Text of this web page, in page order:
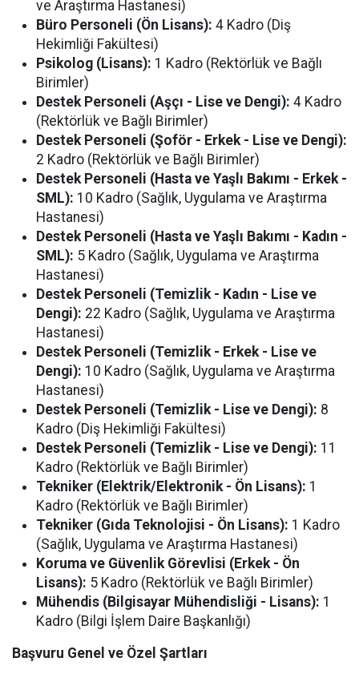
ve Araştırma Hastanesi)
Büro Personeli (Ön Lisans): 4 Kadro (Diş
Hekimliği Fakültesi)
Psikolog (Lisans): 1 Kadro (Rektörlük ve Bağlı
Birimler)
Destek Personeli (Aşçı - Lise ve Dengi): 4 Kadro
(Rektörlük ve Bağlı Birimler)
Destek Personeli (Şoför - Erkek - Lise ve Dengi):
2 Kadro (Rektörlük ve Bağlı Birimler)
Destek Personeli (Hasta ve Yaşlı Bakımı - Erkek -
SML): 10 Kadro (Sağlık, Uygulama ve Araştırma
Hastanesi)
Destek Personeli (Hasta ve Yaşlı Bakımı - Kadın -
SML): 5 Kadro (Sağlık, Uygulama ve Araştırma
Hastanesi)
Destek Personeli (Temizlik - Kadın - Lise ve
Dengi): 22 Kadro (Sağlık, Uygulama ve Araştırma
Hastanesi)
Destek Personeli (Temizlik - Erkek - Lise ve
Dengi): 10 Kadro (Sağlık, Uygulama ve Araştırma
Hastanesi)
Destek Personeli (Temizlik - Lise ve Dengi): 8
Kadro (Diş Hekimliği Fakültesi)
Destek Personeli (Temizlik - Lise ve Dengi): 11
Kadro (Rektörlük ve Bağlı Birimler)
Tekniker (Elektrik/Elektronik - Ön Lisans): 1
Kadro (Rektörlük ve Bağlı Birimler)
Tekniker (Gıda Teknolojisi - Ön Lisans): 1 Kadro
(Sağlık, Uygulama ve Araştırma Hastanesi)
Koruma ve Güvenlik Görevlisi (Erkek - Ön
Lisans): 5 Kadro (Rektörlük ve Bağlı Birimler)
Mühendis (Bilgisayar Mühendisliği - Lisans): 1
Kadro (Bilgi İşlem Daire Başkanlığı)
Başvuru Genel ve Özel Şartları